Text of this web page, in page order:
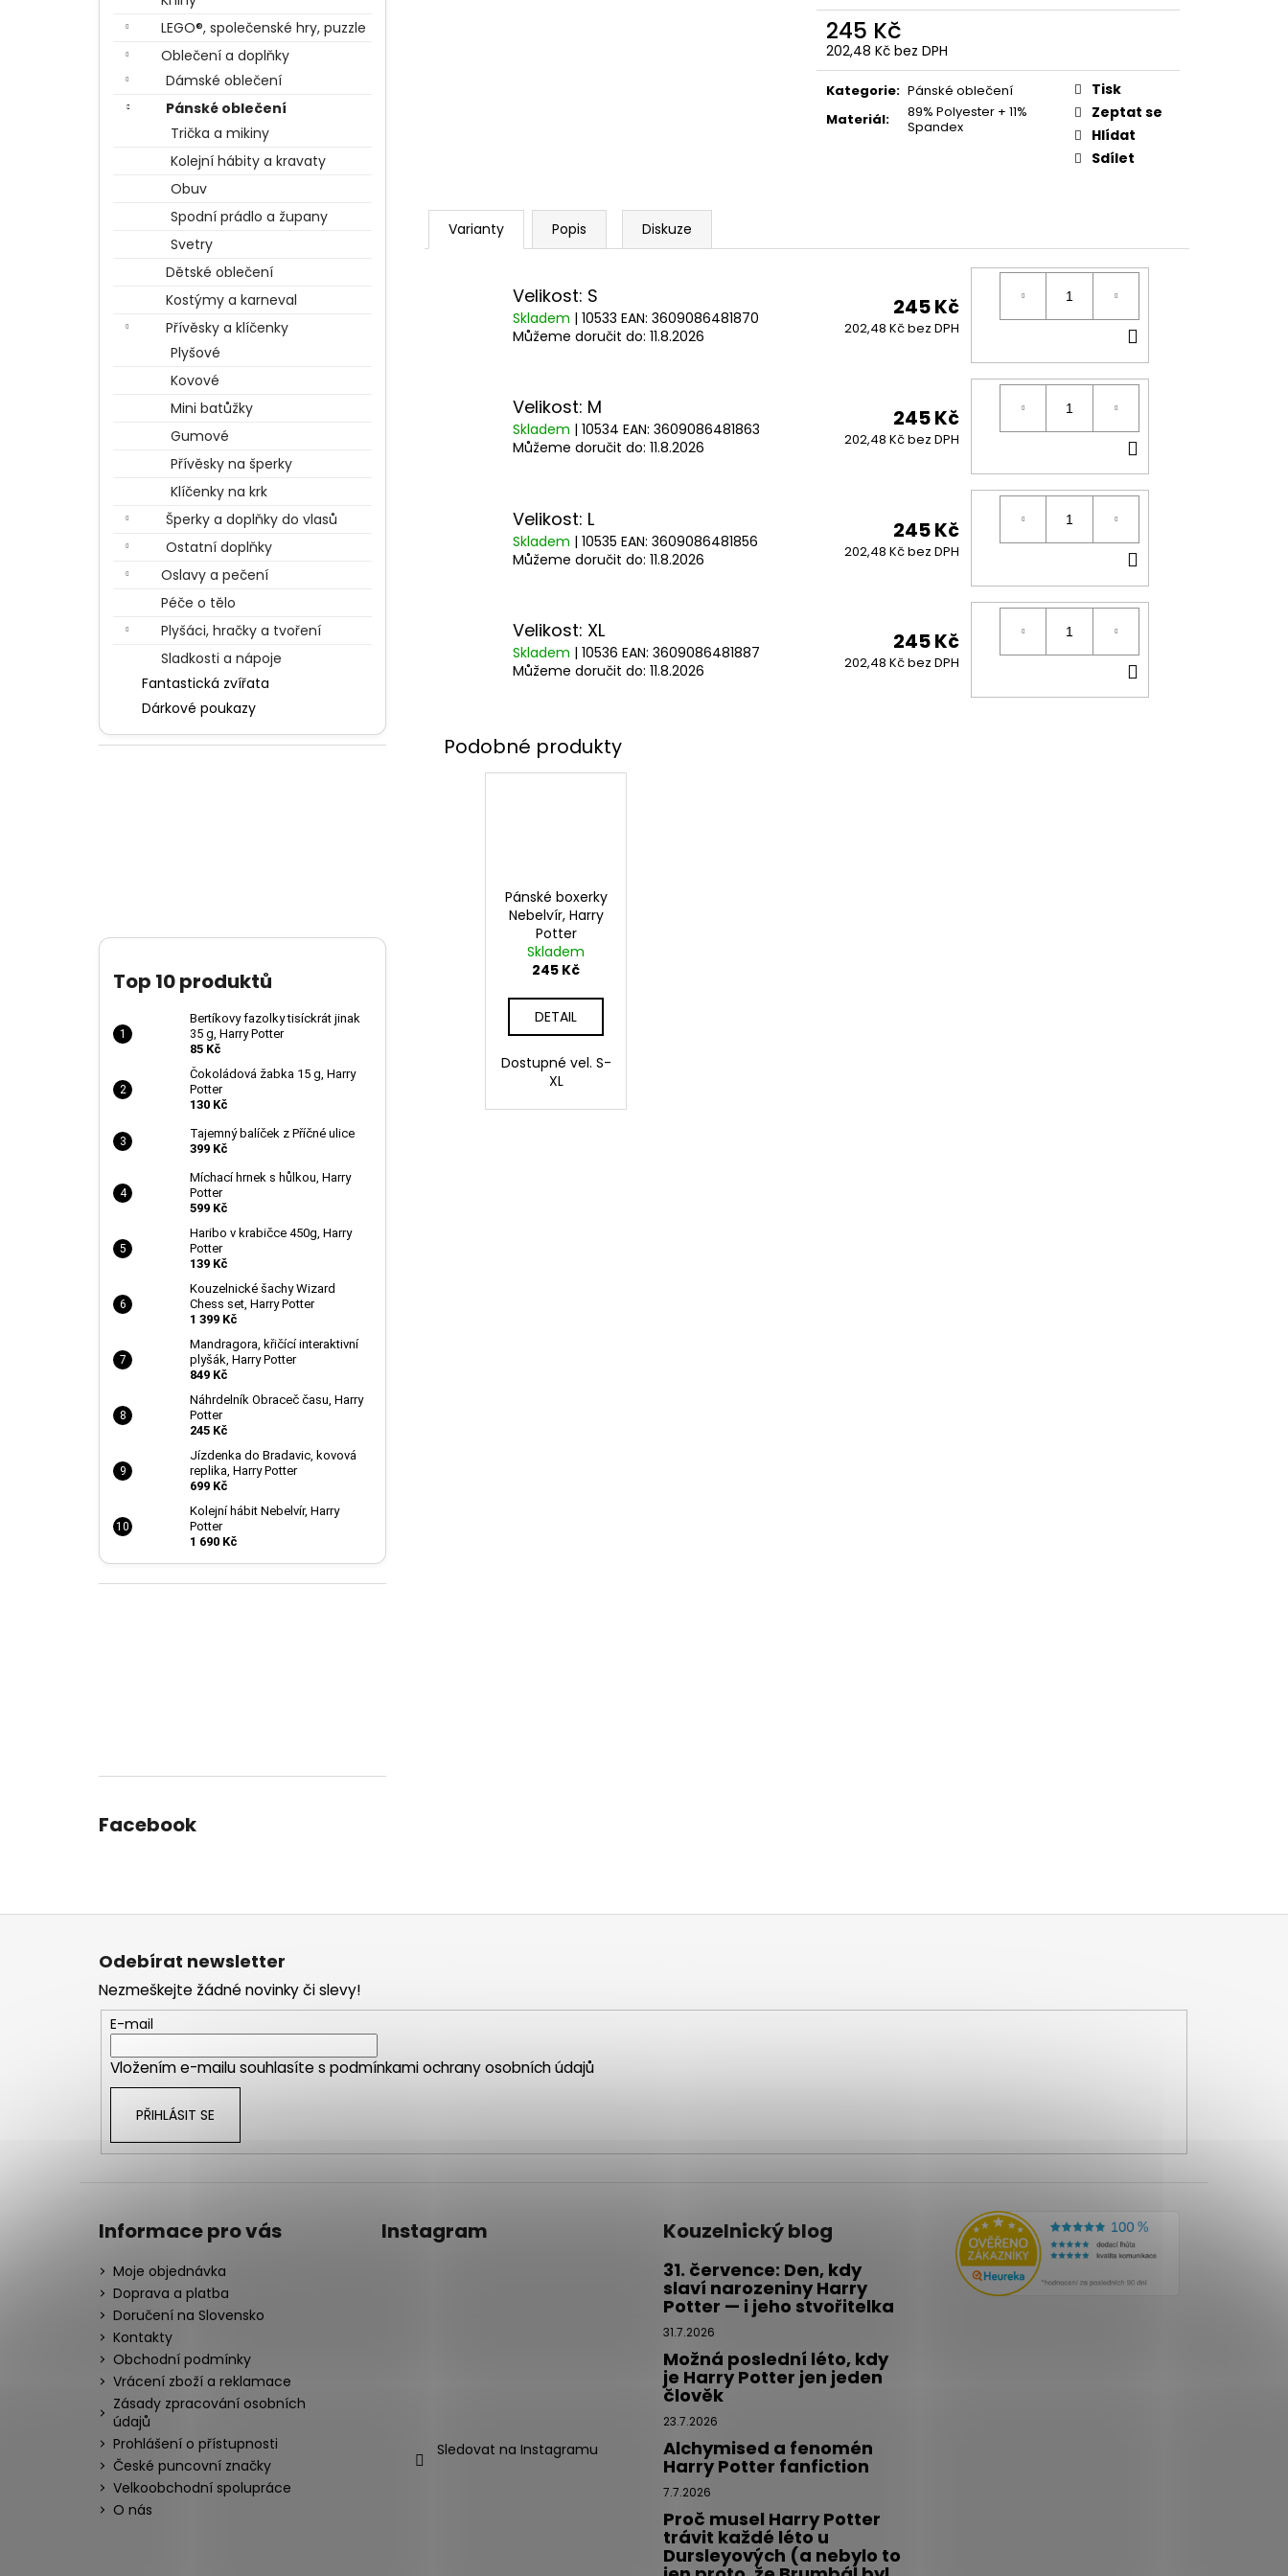
LEGO®, společenské hry, puzzle
Oblečení a doplňky
Dámské oblečení
Pánské oblečení
Trička a mikiny
Kolejní hábity a kravaty
Obuv
Spodní prádlo a župany
Svetry
Dětské oblečení
Kostýmy a karneval
Přívěsky a klíčenky
Plyšové
Kovové
Mini batůžky
Gumové
Přívěsky na šperky
Klíčenky na krk
Šperky a doplňky do vlasů
Ostatní doplňky
Oslavy a pečení
Péče o tělo
Plyšáci, hračky a tvoření
Sladkosti a nápoje
Fantastická zvířata
Dárkové poukazy
Top 10 produktů
Bertíkovy fazolky tisíckrát jinak
35 g, Harry Potter
85 Kč
Čokoládová žabka 15 g, Harry
Potter
130 Kč
Tajemný balíček z Příčné ulice
399 Kč
Míchací hrnek s hůlkou, Harry
Potter
599 Kč
Haribo v krabičce 450g, Harry
Potter
139 Kč
Kouzelnické šachy Wizard
Chess set, Harry Potter
1 399 Kč
Mandragora, křičící interaktivní
plyšák, Harry Potter
849 Kč
Náhrdelník Obraceč času, Harry
Potter
245 Kč
Jízdenka do Bradavic, kovová
replika, Harry Potter
699 Kč
Kolejní hábit Nebelvír, Harry
Potter
1 690 Kč
Facebook
245 Kč
202,48 Kč bez DPH
Měrná
cena:
Kategorie: Pánské oblečení
Materiál:
89% Polyester + 11%
Spandex
Tisk
Zeptat se
Hlídat
Sdílet
Varianty Popis Diskuze
Velikost: S
Skladem | 10533 EAN: 3609086481870
Můžeme doručit do: 11.8.2026
245 Kč
202,48 Kč bez DPH
KOŠÍKU
Velikost: M
Skladem | 10534 EAN: 3609086481863
Můžeme doručit do: 11.8.2026
245 Kč
202,48 Kč bez DPH
KOŠÍKU
Velikost: L
Skladem | 10535 EAN: 3609086481856
Můžeme doručit do: 11.8.2026
245 Kč
202,48 Kč bez DPH
KOŠÍKU
Velikost: XL
Skladem | 10536 EAN: 3609086481887
Můžeme doručit do: 11.8.2026
245 Kč
202,48 Kč bez DPH
KOŠÍKU
Pánské boxerky
Nebelvír, Harry
Potter
Skladem
245 Kč
DETAIL
Dostupné vel. S-
XL
BERTÍKOVY FAZOLKY TISÍCKRÁT JINAK
35 G, HARRY POTTER
85 Kč
TAJEMNÝ BALÍČEK Z PŘÍČNÉ ULICE
499 Kč
Odebírat newsletter
Nezmeškejte žádné novinky či slevy!
E-mail
Vložením e-mailu souhlasíte s podmínkami ochrany osobních údajů
PŘIHLÁSIT SE
Informace pro vás
Moje objednávka
Doprava a platba
Doručení na Slovensko
Kontakty
Obchodní podmínky
Vrácení zboží a reklamace
Zásady zpracování osobních
údajů
Prohlášení o přístupnosti
České puncovní značky
Velkoobchodní spolupráce
O nás
Instagram
Sledovat na Instagramu
Kouzelnický blog
31. července: Den, kdy
slaví narozeniny Harry
Potter — i jeho stvořitelka
31.7.2026
Možná poslední léto, kdy
je Harry Potter jen jeden
člověk
23.7.2026
Alchymised a fenomén
Harry Potter fanfiction
7.7.2026
Proč musel Harry Potter
trávit každé léto u
Dursleyových (a nebylo to